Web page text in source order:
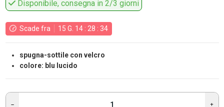
Disponibile, consegna in 2/3 giorni
Scade fra 15 G. 14: 28 : 34
spugna-sottile con velcro
colore: blu lucido